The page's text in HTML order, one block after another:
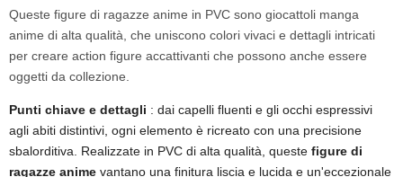
Queste figure di ragazze anime in PVC sono giocattoli manga
anime di alta qualità, che uniscono colori vivaci e dettagli intricati
per creare action figure accattivanti che possono anche essere
oggetti da collezione.
Punti chiave e dettagli : dai capelli fluenti e gli occhi espressivi
agli abiti distintivi, ogni elemento è ricreato con una precisione
sbalorditiva. Realizzate in PVC di alta qualità, queste figure di
ragazze anime vantano una finitura liscia e lucida e un'eccezionale